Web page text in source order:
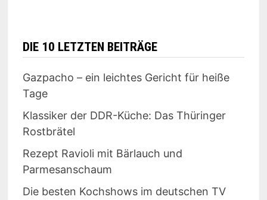
DIE 10 LETZTEN BEITRÄGE
Gazpacho – ein leichtes Gericht für heiße
Tage
Klassiker der DDR-Küche: Das Thüringer
Rostbrätel
Rezept Ravioli mit Bärlauch und
Parmesanschaum
Die besten Kochshows im deutschen TV